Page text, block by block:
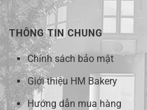
THÔNG TIN CHUNG
Chính sách bảo mật
Giới thiệu HM Bakery
Hướng dẫn mua hàng